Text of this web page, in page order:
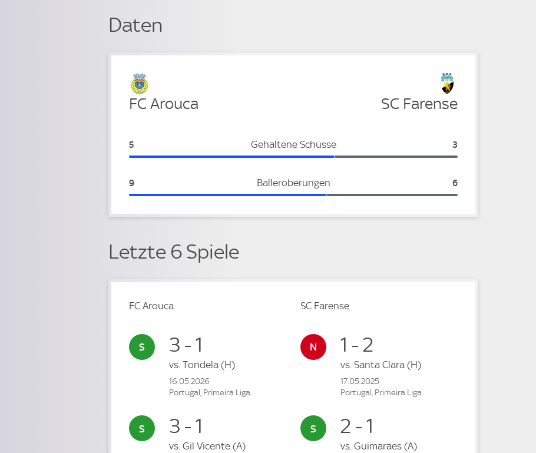
Daten
Verteidigung
FC Arouca SC Farense
Gehaltene Schüsse
FC Arouca:
5 SC Farense:
3
Balleroberungen
FC Arouca:
9 SC Farense:
6
Letzte 6 Spiele
FC Arouca
3 - 1
vs. Tondela (H)
16.05.2026
Portugal, Primeira Liga
3 - 1
vs. Gil Vicente (A)
SC Farense
1 - 2
vs. Santa Clara (H)
17.05.2025
Portugal, Primeira Liga
2 - 1
vs. Guimaraes (A)